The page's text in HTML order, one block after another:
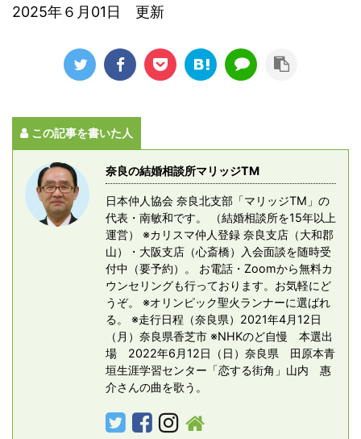
2025年６月01日 更新
この記事を書いた人
奈良の結婚相談所マリッジTM
日本仲人協会 奈良北支部「マリッジTM」の
代表・南敏和です。 （結婚相談所を15年以上
運営） ※カリスマ仲人登録 奈良支店（大和郡
山）・大阪支店（心斎橋）入会面談を随時受
付中（要予約）。 お電話・Zoomから無料カ
ウンセリングも行っております。お気軽にど
うぞ。 ※オリンピック聖火ランナーに選ばれ
る。 ※走行日程（奈良県）2021年4月12日
（月）奈良県香芝市 ※NHKのど自慢 本選出
場 2022年6月12日（日）奈良県 田原本青
垣生涯学習センター「恋する街角」山内 惠
介さんの曲を歌う。